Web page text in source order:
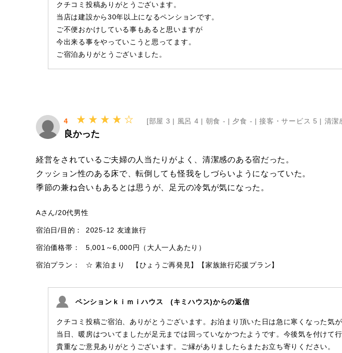
クチコミ投稿ありがとうございます。
当店は建設から30年以上になるペンションです。
ご不便おかけしている事もあると思いますが
今出来る事をやっていこうと思ってます。
ご宿泊ありがとうございました。
4
[部屋 3 | 風呂 4 | 朝食 - | 夕食 - |接客・サービス 5 | 清潔
良かった
経営をされているご夫婦の人当たりがよく、清潔感のある宿だった。
クッション性のある床で、転倒しても怪我をしづらいようになっていた。
季節の兼ね合いもあるとは思うが、足元の冷気が気になった。
Aさん/20代男性
宿泊日/目的： 2025-12 友達旅行
宿泊価格帯： 5,001～6,000円（大人一人あたり）
宿泊プラン： ☆ 素泊まり 【ひょうご再発見】【家族旅行応援プラン】
ペンションｋｉｍｉハウス (キミハウス)からの返信
クチコミ投稿ご宿泊、ありがとうございます。お泊まり頂いた日は急に寒くなった気
当日、暖房はついてましたが足元までは回っていなかつたようです。今後気を付けて行
貴重なご意見ありがとうございます。ご縁がありましたらまたお立ち寄りください。